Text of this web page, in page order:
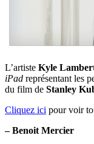
L’artiste Kyle
iPad représentant les
du film de Stanley
Cliquez ici pour voir
– Benoit Mercier